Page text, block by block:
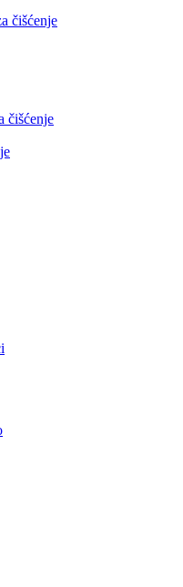
čišćenje
čišćenje